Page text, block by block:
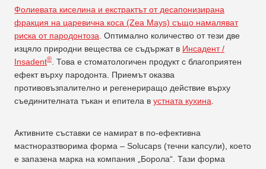
Фолиевата киселина и екстрактът от десапонизирана
фракция на царевична коса (Zea Mays) също намаляват
риска от пародонтоза . Оптимално количество от тези две
изцяло природни вещества се съдържат в Инсадент /
Insadent®
. Това е стоматологичен продукт с благоприятен
ефект върху пародонта. Приемът оказва
противовъзпалително и регенериращо действие върху
съединителната тъкан и епитела в устната кухина
Активните съставки се намират в по-ефективна
мастноразтворима форма – Solucaps (течни капсули), което
е запазена марка на компания „Борола“. Тази форма